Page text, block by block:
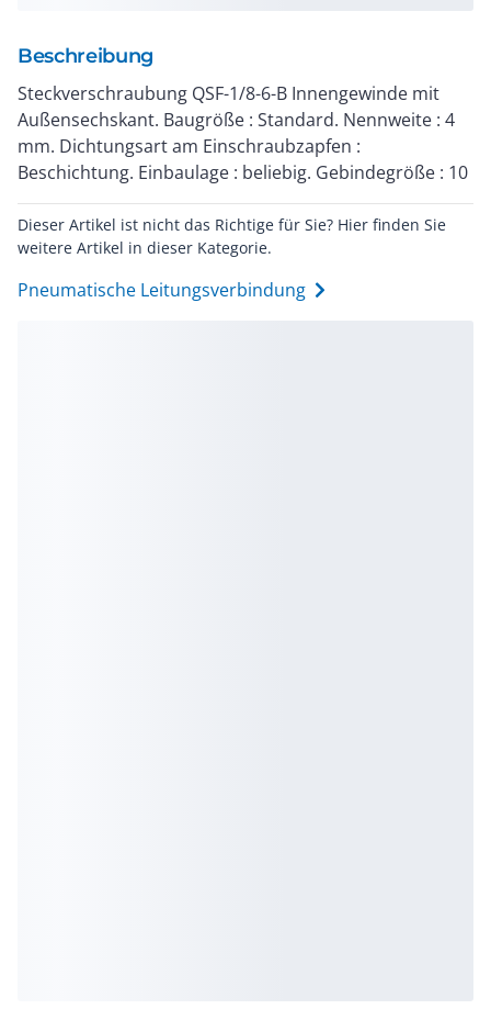
Beschreibung
Steckverschraubung QSF-1/8-6-B Innengewinde mit
Außensechskant. Baugröße : Standard. Nennweite : 4
mm. Dichtungsart am Einschraubzapfen :
Beschichtung. Einbaulage : beliebig. Gebindegröße : 10
Dieser Artikel ist nicht das Richtige für Sie? Hier finden Sie
weitere Artikel in dieser Kategorie.
Pneumatische Leitungsverbindung